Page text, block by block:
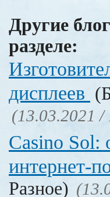
Другие
разделе:
дисплеев
(13.03.2021 /
Casino Sol:
интернет-
Разное)